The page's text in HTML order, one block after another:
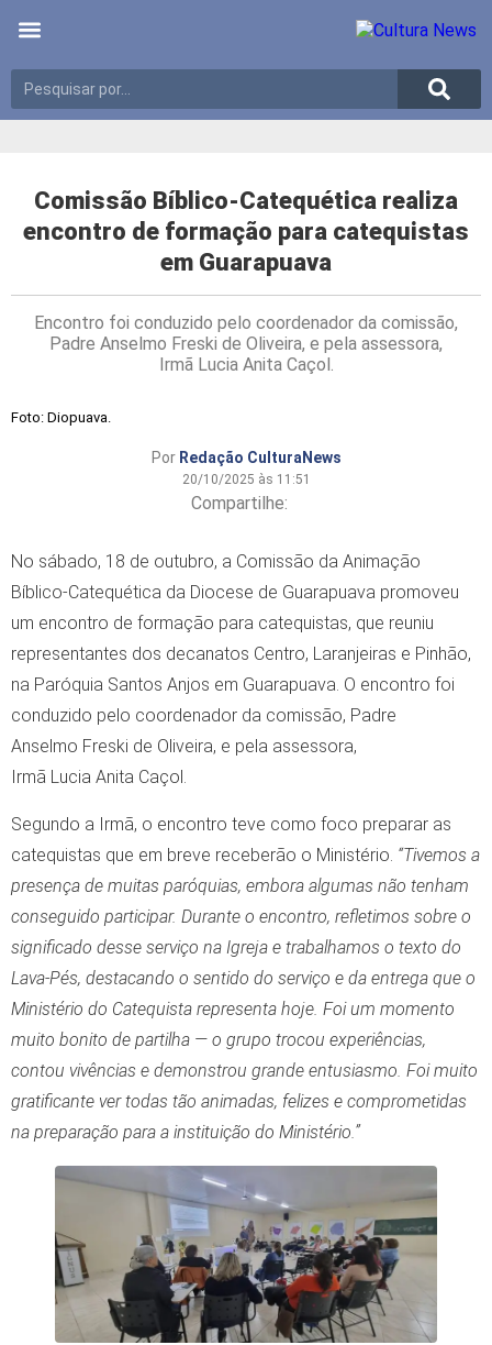
Comissão Bíblico-Catequética realiza
encontro de formação para catequistas
em Guarapuava
Encontro foi conduzido pelo coordenador da comissão,
Padre Anselmo Freski de Oliveira, e pela assessora,
Irmã Lucia Anita Caçol.
Foto: Diopuava.
Por Redação CulturaNews
20/10/2025 às 11:51
Compartilhe:
No sábado, 18 de outubro, a Comissão da Animação
Bíblico‑Catequética da Diocese de Guarapuava promoveu
um encontro de formação para catequistas, que reuniu
representantes dos decanatos Centro, Laranjeiras e Pinhão,
na Paróquia Santos Anjos em Guarapuava. O encontro foi
conduzido pelo coordenador da comissão, Padre
Anselmo Freski de Oliveira, e pela assessora,
Irmã Lucia Anita Caçol.
Segundo a Irmã, o encontro teve como foco preparar as
catequistas que em breve receberão o Ministério. “Tivemos a
presença de muitas paróquias, embora algumas não tenham
conseguido participar. Durante o encontro, refletimos sobre o
significado desse serviço na Igreja e trabalhamos o texto do
Lava-Pés, destacando o sentido do serviço e da entrega que o
Ministério do Catequista representa hoje. Foi um momento
muito bonito de partilha — o grupo trocou experiências,
contou vivências e demonstrou grande entusiasmo. Foi muito
gratificante ver todas tão animadas, felizes e comprometidas
na preparação para a instituição do Ministério.”